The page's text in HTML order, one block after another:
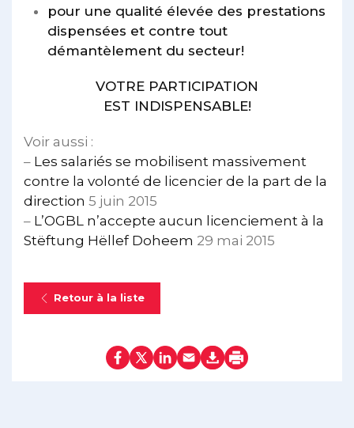
pour une qualité élevée des prestations
dispensées et contre tout
démantèlement du secteur!
VOTRE PARTICIPATION
EST INDISPENSABLE!
Voir aussi :
– Les salariés se mobilisent massivement
contre la volonté de licencier de la part de la
direction 5 juin 2015
– L’OGBL n’accepte aucun licenciement à la
Stëftung Hëllef Doheem 29 mai 2015
Retour à la liste